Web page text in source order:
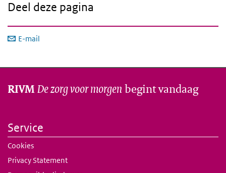
Deel deze pagina
E-mail
RIVMDe zorg voor morgen begint vandaag
Service
Cookies
Privacy Statement